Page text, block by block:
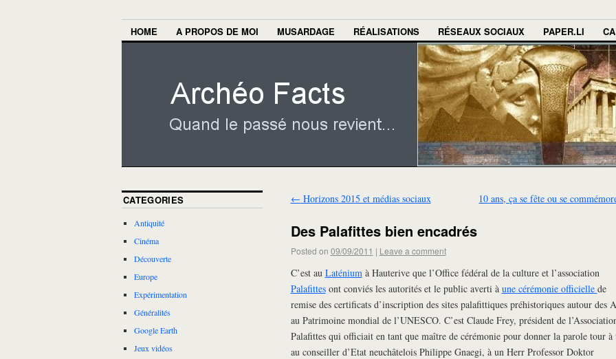
HOME A PROPOS DE MOI MUSARDAGE RÉALISATIONS RÉSEAUX SOCIAUX PAPER.LI
← Horizons 2015 et médias sociaux 10 ans, ça se fête ou se
Des Palafittes bien encadrés
Posted on 09/09/2011 | Leave a comment
C’est au Laténiumà Hauterive que l’Office fédéral de la culture et l’association
Palafittesont conviés les autorités et le public averti à une cérémonie officielle de
remise des certificats d’inscription des sites palafittiques préhistoriques autour des
au Patrimoine mondial de l’UNESCO. C’est Claude Frey, président de
Palafittes qui officiait en tant que maître de cérémonie pour donner la parole tour à
au conseiller d’Etat neuchâtelois Philippe Gnaegi, à un Herr Professor Doktor
CATEGORIES
Antiquité
Cinéma
Découverte
Europe
Expérimentation
Généralités
Google Earth
Jeux vidéos